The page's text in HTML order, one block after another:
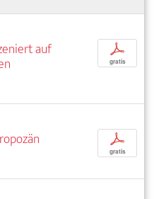
auf
p
gratis
p
gratis